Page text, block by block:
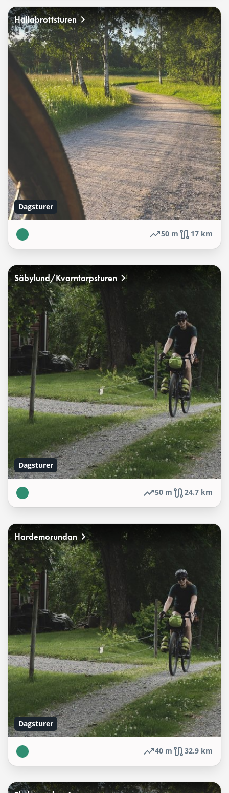
Hällabrottsturen
Dagsturer
50 m 17 km
Säbylund/Kvarntorpsturen
Dagsturer
50 m 24.7 km
Hardemorundan
Dagsturer
40 m 32.9 km